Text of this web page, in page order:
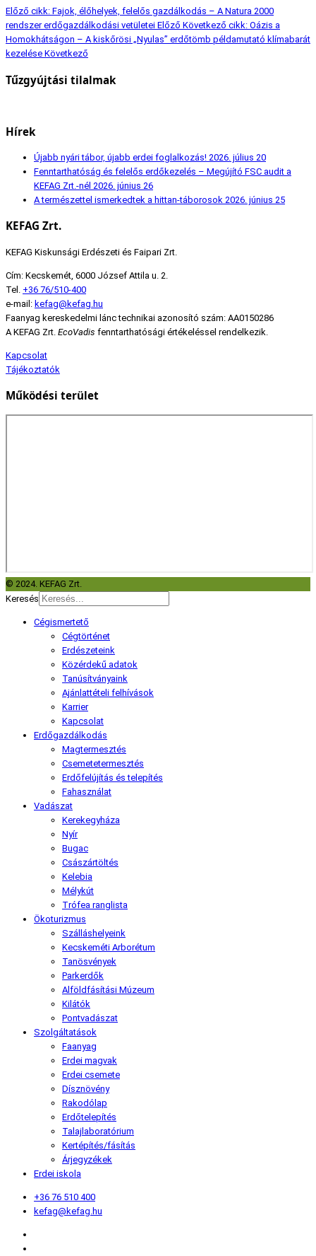
Előző cikk: Fajok, élőhelyek, felelős gazdálkodás – A Natura 2000
rendszer erdőgazdálkodási vetületei Előző Következő cikk: Oázis a
Homokhátságon – A kiskőrösi „Nyulas” erdőtömb példamutató klímabarát
kezelése Következő
Tűzgyújtási tilalmak
Hírek
Újabb nyári tábor, újabb erdei foglalkozás! 2026. július 20
Fenntarthatóság és felelős erdőkezelés – Megújító FSC audit a
KEFAG Zrt.-nél 2026. június 26
A természettel ismerkedtek a hittan-táborosok 2026. június 25
KEFAG Zrt.
KEFAG Kiskunsági Erdészeti és Faipari Zrt.
Cím: Kecskemét, 6000 József Attila u. 2.
Tel. +36 76/510-400
e-mail: kefag@kefag.hu
Faanyag kereskedelmi lánc technikai azonosító szám: AA0150286
A KEFAG Zrt. EcoVadis fenntarthatósági értékeléssel rendelkezik.
Kapcsolat
Tájékoztatók
Működési terület
© 2024. KEFAG Zrt.
Keresés
Cégismertető
Cégtörténet
Erdészeteink
Közérdekű adatok
Tanúsítványaink
Ajánlattételi felhívások
Karrier
Kapcsolat
Erdőgazdálkodás
Magtermesztés
Csemetetermesztés
Erdőfelújítás és telepítés
Fahasználat
Vadászat
Kerekegyháza
Nyír
Bugac
Császártöltés
Kelebia
Mélykút
Trófea ranglista
Ökoturizmus
Szálláshelyeink
Kecskeméti Arborétum
Tanösvények
Parkerdők
Alföldfásítási Múzeum
Kilátók
Pontvadászat
Szolgáltatások
Faanyag
Erdei magvak
Erdei csemete
Dísznövény
Rakodólap
Erdőtelepítés
Talajlaboratórium
Kertépítés/fásítás
Árjegyzékek
Erdei iskola
+36 76 510 400
kefag@kefag.hu